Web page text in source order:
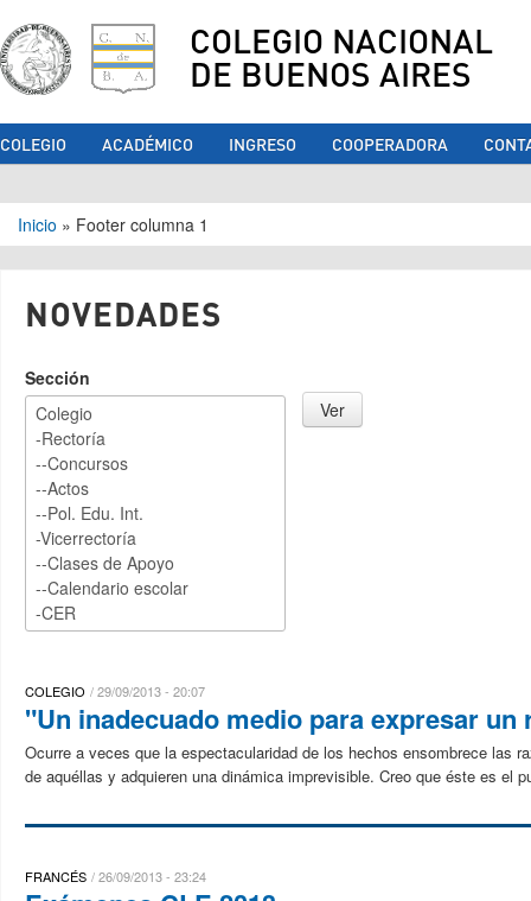
COLEGIO NACIONAL
DE BUENOS AIRES
COLEGIO ACADÉMICO INGRESO COOPERADORA
Se encuentra usted aquí
Inicio » Footer columna 1
NOVEDADES
Sección
COLEGIO 29/09/2013 - 20:07
"Un inadecuado medio para expresar un
Ocurre a veces que la espectacularidad de los hechos ensombrece las
de aquéllas y adquieren una dinámica imprevisible. Creo que éste es el
FRANCÉS 26/09/2013 - 23:24